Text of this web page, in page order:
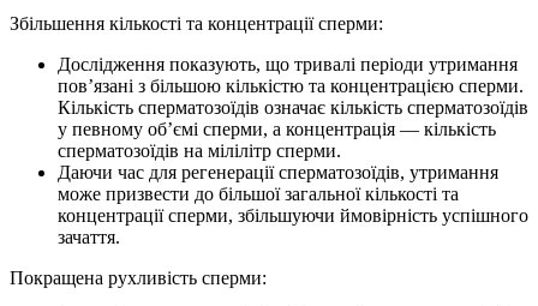
Збільшення кількості та концентрації сперми:
Дослідження показують, що тривалі періоди утримання
пов’язані з більшою кількістю та концентрацією сперми.
Кількість сперматозоїдів означає кількість сперматозоїдів
у певному об’ємі сперми, а концентрація — кількість
сперматозоїдів на мілілітр сперми.
Даючи час для регенерації сперматозоїдів, утримання
може призвести до більшої загальної кількості та
концентрації сперми, збільшуючи ймовірність успішного
зачаття.
Покращена рухливість сперми: